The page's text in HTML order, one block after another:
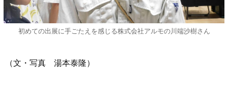
初めての出展に手ごたえを感じる株式会社アルモの川端沙樹さん
（文・写真 湯本泰隆）